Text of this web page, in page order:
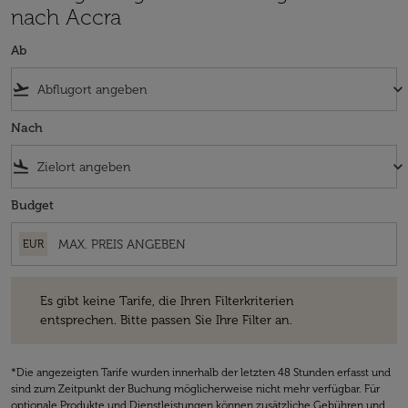
nach Accra
Ab
flight_takeoff keyboard_arrow_down
Nach
flight_land keyboard_arrow_down
Budget
EUR
Es gibt keine Tarife, die Ihren Filterkriterien
entsprechen. Bitte passen Sie Ihre Filter an.
*Die angezeigten Tarife wurden innerhalb der letzten 48 Stunden erfasst und
sind zum Zeitpunkt der Buchung möglicherweise nicht mehr verfügbar. Für
optionale Produkte und Dienstleistungen können zusätzliche Gebühren und